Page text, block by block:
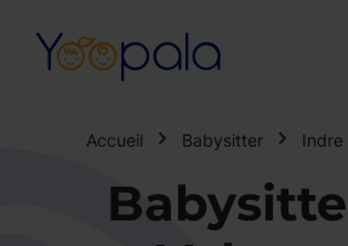
Accueil Babysitter Indre